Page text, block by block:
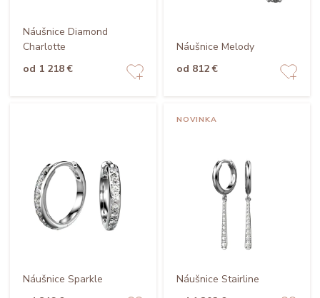
Náušnice Diamond
Charlotte
od 1 218 €
Náušnice Melody
od 812 €
Náušnice Sparkle
NOVINKA
Náušnice Stairline